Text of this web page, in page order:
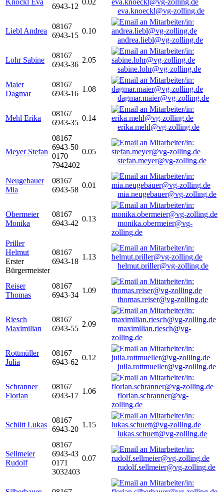
Knöckl Eva
6943-12
0.02
eva.knoeckl@vg-zolling.de
Liebl Andrea
08167
6943-15
0.10
andrea.liebl@vg-zolling.de
Lohr Sabine
08167
6943-36
2.05
sabine.lohr@vg-zolling.de
Maier
Dagmar
08167
6943-16
1.08
dagmar.maier@vg-zolling.de
Mehl Erika
08167
6943-35
0.14
erika.mehl@vg-zolling.de
Meyer Stefan
08167
6943-50
0170
7942402
0.05
stefan.meyer@vg-zolling.de
Neugebauer
Mia
08167
6943-58
0.01
mia.neugebauer@vg-zolling.de
Obermeier
Monika
08167
6943-42
0.13
monika.obermeier@vg-
zolling.de
Priller
Helmut
Erster
Bürgermeister
08167
6943-18
1.13
helmut.priller@vg-zolling.de
Reiser
Thomas
08167
6943-34
1.09
thomas.reiser@vg-zolling.de
Riesch
Maximilian
08167
6943-55
2.09
maximilian.riesch@vg-
zolling.de
Rottmüller
Julia
08167
6943-62
0.12
julia.rottmueller@vg-zolling.de
Schranner
Florian
08167
6943-17
1.06
florian.schranner@vg-
zolling.de
Schütt Lukas
08167
6943-20
1.15
lukas.schuett@vg-zolling.de
Sellmeier
Rudolf
08167
6943-43
0171
3032403
0.07
rudolf.sellmeier@vg-zolling.de